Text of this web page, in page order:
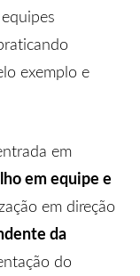
exemplo e
em
em equipe e
em direção
da
do